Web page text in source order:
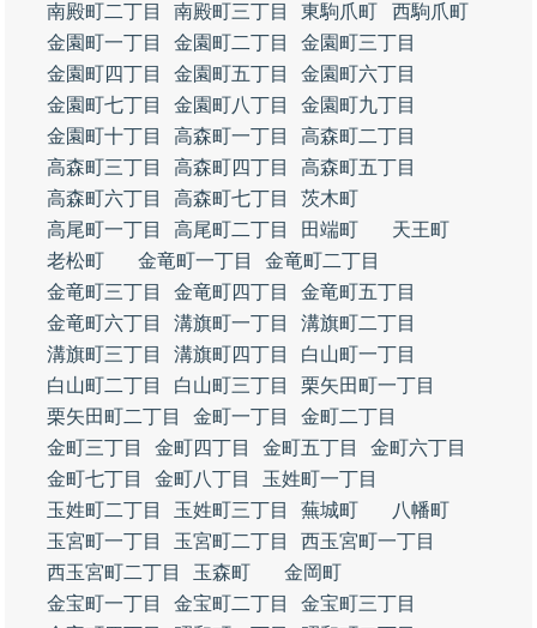
南殿町二丁目
南殿町三丁目 東駒爪町
西駒爪町
金園町一丁目
金園町二丁目
金園町三丁目
金園町四丁目
金園町五丁目
金園町六丁目
金園町七丁目
金園町八丁目
金園町九丁目
金園町十丁目
高森町一丁目
高森町二丁目
高森町三丁目
高森町四丁目
高森町五丁目
高森町六丁目
高森町七丁目
茨木町
高尾町一丁目
高尾町二丁目 田端町
天王町
老松町
金竜町一丁目
金竜町二丁目
金竜町三丁目
金竜町四丁目
金竜町五丁目
金竜町六丁目
溝旗町一丁目
溝旗町二丁目
溝旗町三丁目
溝旗町四丁目
白山町一丁目
白山町二丁目
白山町三丁目
栗矢田町一丁目
栗矢田町二丁目
金町一丁目
金町二丁目
金町三丁目
金町四丁目 金町五丁目
金町六丁目
金町七丁目
金町八丁目
玉姓町一丁目
玉姓町二丁目
玉姓町三丁目 蕪城町
八幡町
玉宮町一丁目
玉宮町二丁目
西玉宮町一丁目
西玉宮町二丁目
玉森町
金岡町
金宝町一丁目
金宝町二丁目
金宝町三丁目